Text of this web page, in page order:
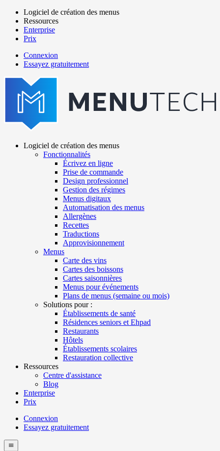
Aller
contenu
principal
Main
navigation
Logiciel de création des menus
Ressources
Enterprise
Prix
menutech
navigation
Connexion
Essayez gratuitement
navigation
Logiciel de création des menus
Fonctionnalités
Écrivez en ligne
Prise de commande
Design professionnel
Gestion des régimes
Menus digitaux
Automatisation des menus
Allergènes
Recettes
Traductions
Approvisionnement
Menus
Carte des vins
Cartes des boissons
Cartes saisonnières
Menus pour événements
Plans de menus (semaine ou mois)
Solutions pour :
Établissements de santé
Résidences seniors et Ehpad
Restaurants
Hôtels
Établissements scolaires
Restauration collective
Ressources
Centre d'assistance
Blog
Enterprise
Prix
Menutech
navigation
Connexion
Essayez gratuitement
menu